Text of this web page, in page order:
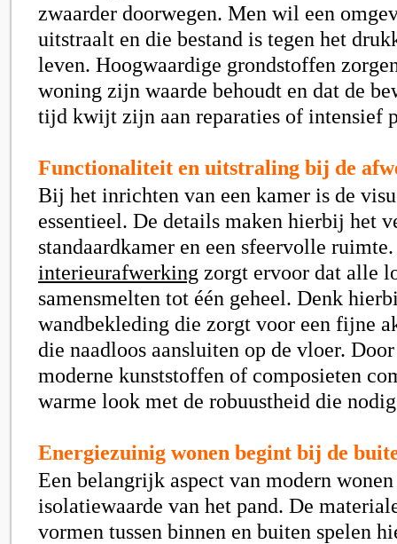
zwaarder doorwegen. Men wil een
uitstraalt en die bestand is tegen het
leven. Hoogwaardige grondstoffen
woning zijn waarde behoudt en dat de
tijd kwijt zijn aan reparaties of intensief
Functionaliteit en uitstraling bij de
Bij het inrichten van een kamer is de
essentieel. De details maken hierbij het
standaardkamer en een sfeervolle
interieurafwerking zorgt ervoor dat alle
samensmelten tot één geheel. Denk
wandbekleding die zorgt voor een fijne
die naadloos aansluiten op de vloer.
moderne kunststoffen of composieten
warme look met de robuustheid die
Energiezuinig wonen begint bij de
Een belangrijk aspect van modern
isolatiewaarde van het pand. De
vormen tussen binnen en buiten spelen